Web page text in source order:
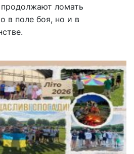
ломать
в поле боя, но и в